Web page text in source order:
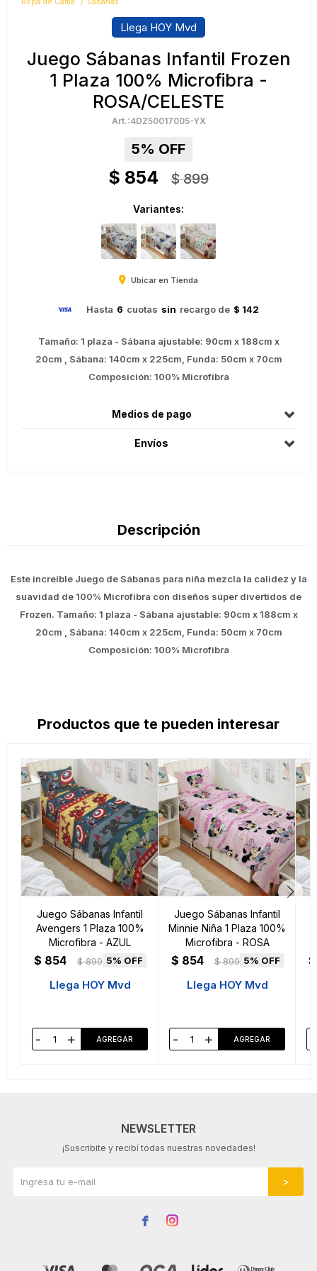
Ropa de Cama Sábanas
Llega HOY Mvd
Juego Sábanas Infantil Frozen
1 Plaza 100% Microfibra -
ROSA/CELESTE
4DZ50017005-YX
5
$ 854 $ 899
Variantes:
Ubicar en Tienda
Hasta 6 cuotas sin recargo de $ 142
Tamaño: 1 plaza - Sábana ajustable: 90cm x 188cm x
20cm , Sábana: 140cm x 225cm, Funda: 50cm x 70cm
Composición: 100% Microfibra
Medios de pago
Envíos
Descripción
Este increíble Juego de Sábanas para niña mezcla la calidez y la
suavidad de 100% Microfibra con diseños súper divertidos de
Frozen. Tamaño: 1 plaza - Sábana ajustable: 90cm x 188cm x
20cm , Sábana: 140cm x 225cm, Funda: 50cm x 70cm
Composición: 100% Microfibra
Productos que te pueden interesar
Juego Sábanas Infantil
Avengers 1 Plaza 100%
Microfibra - AZUL
$ 854 $ 899 5
Llega HOY Mvd
- +
Juego Sábanas Infantil
Minnie Niña 1 Plaza 100%
Microfibra - ROSA
$ 854 $ 899 5
Llega HOY Mvd
- +
$
NEWSLETTER
¡Suscribite y recibí todas nuestras novedades!
 